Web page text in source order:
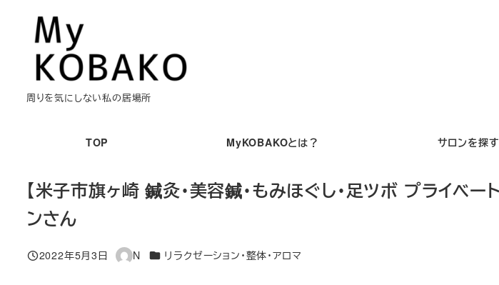
周りを気にしない私の居場所
TOP MyKOBAKOとは？ サロンを探
【米子市旗ヶ崎 鍼灸・美容鍼・もみほぐし・足ツボ プライベ
ンさん
投稿日
2022年5月3日
著
N カテゴリー
リラクゼーション・整体・アロマ